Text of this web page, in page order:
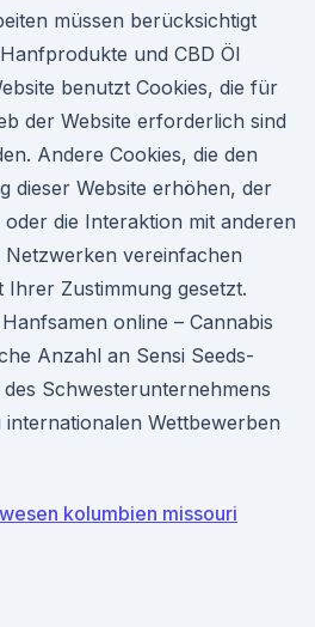
müssen berücksichtigt
und CBD Öl
benutzt Cookies, die für
der Website erforderlich sind
Andere Cookies, die den
dieser Website erhöhen, der
die Interaktion mit anderen
Netzwerken vereinfachen
Zustimmung gesetzt.
online – Cannabis
Anzahl an Sensi Seeds-
Schwesterunternehmens
Wettbewerben
kolumbien missouri